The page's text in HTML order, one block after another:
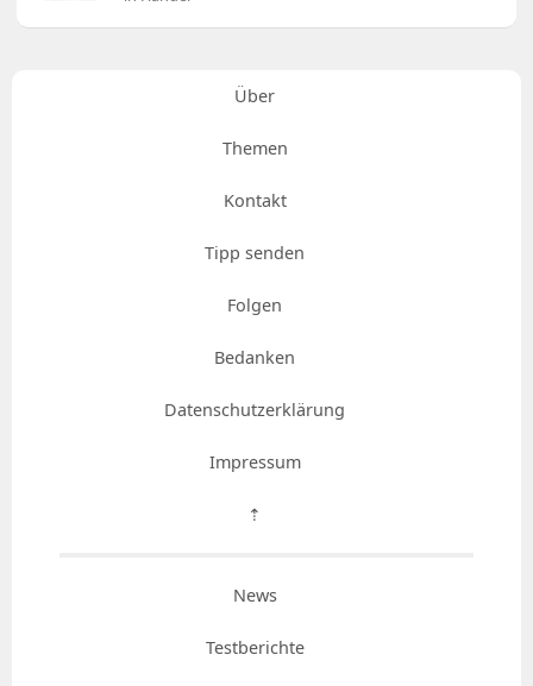
Über
Themen
Kontakt
Tipp senden
Folgen
Bedanken
Datenschutzerklärung
Impressum
⇡
News
Testberichte